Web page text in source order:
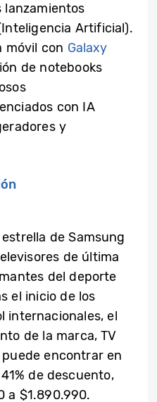
lanzamientos
Artificial).
móvil con Galaxy
de notebooks
con IA
y
de Samsung
de última
del deporte
el inicio de los
internacionales, el
de la marca, TV
puede encontrar en
de descuento,
a $1.890.990.